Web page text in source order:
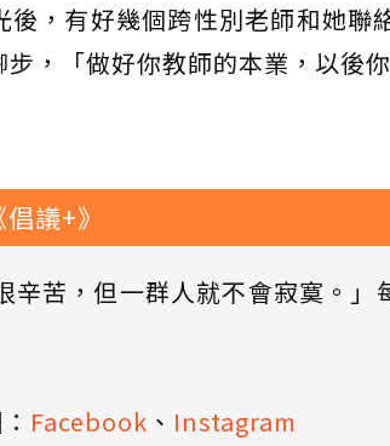
後，有好幾個跨性別老師和她聯
，「做好你教師的本業，以後
議+》
辛苦，但一群人就不會寂寞。
Facebook 、 Instagram